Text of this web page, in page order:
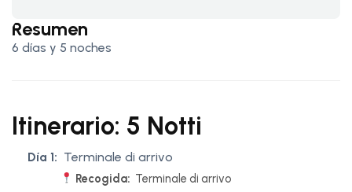
Resumen
6 días y 5 noches
Itinerario: 5 Notti
Día 1: Terminale di arrivo
Recogida: Terminale di arrivo